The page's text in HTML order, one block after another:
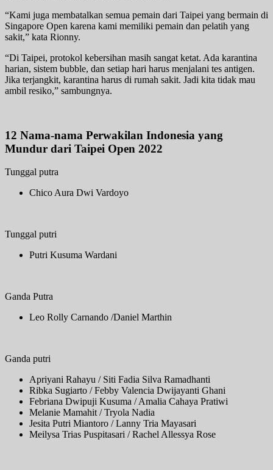
“Kami juga membatalkan semua pemain dari Taipei yang bermain di
Singapore Open karena kami memiliki pemain dan pelatih yang
sakit,” kata Rionny.
“Di Taipei, protokol kebersihan masih sangat ketat. Ada karantina
harian, sistem bubble, dan setiap hari harus menjalani tes antigen.
Jika terjangkit, karantina harus di rumah sakit. Jadi kita tidak mau
ambil resiko,” sambungnya.
12 Nama-nama Perwakilan Indonesia yang
Mundur dari Taipei Open 2022
Tunggal putra
Chico Aura Dwi Vardoyo
Tunggal putri
Putri Kusuma Wardani
Ganda Putra
Leo Rolly Carnando /Daniel Marthin
Ganda putri
Apriyani Rahayu / Siti Fadia Silva Ramadhanti
Ribka Sugiarto / Febby Valencia Dwijayanti Ghani
Febriana Dwipuji Kusuma / Amalia Cahaya Pratiwi
Melanie Mamahit / Tryola Nadia
Jesita Putri Miantoro / Lanny Tria Mayasari
Meilysa Trias Puspitasari / Rachel Allessya Rose